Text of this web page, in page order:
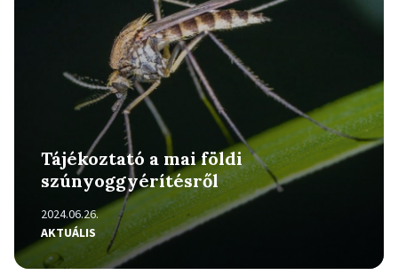
Tájékoztató a mai földi
szúnyoggyérítésről
2024.06.26.
AKTUÁLIS